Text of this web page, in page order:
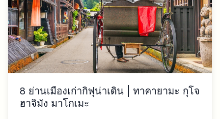
8 ย่านเมืองเก่ากิฟุน่าเดิน | ทาคายามะ กุโจ
ฮาจิมัง มาโกเมะ